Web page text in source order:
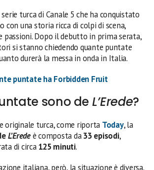
turca di Canale 5 che ha conquistato
con una storia ricca di colpi di scena,
Dopo il debutto in prima serata,
si stanno chiedendo quante puntate
durerà la messa in onda in Italia.
puntate ha Forbidden Fruit
sono de L’Erede?
originale turca, come riporta Today, la
L’Eredeè composta da33 episodi,
di circa125 minuti.
italiana, però, la situazione è diversa.